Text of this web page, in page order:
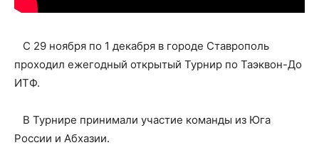
С 29 ноября по 1 декабря в городе Ставрополь
проходил ежегодный открытый Турнир по Таэквон-До
ИТФ.
В Турнире принимали участие команды из Юга
России и Абхазии.